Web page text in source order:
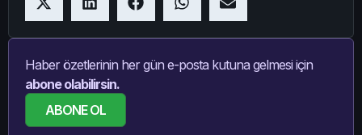
Haber özetlerinin her gün e-posta kutuna gelmesi için
abone olabilirsin.
ABONE OL